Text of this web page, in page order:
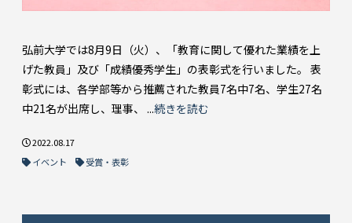
弘前大学では8月9日（火）、「教育に関して優れた業績を上
げた教員」及び「成績優秀学生」の表彰式を行いました。 表
彰式には、各学部等から推薦された教員7名中7名、学生27名
中21名が出席し、理事、 ...続きを読む
2022.08.17
イベント
受賞・表彰